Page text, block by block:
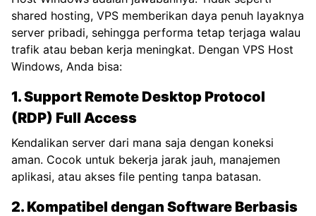
shared hosting, VPS memberikan daya penuh layaknya
server pribadi, sehingga performa tetap terjaga walau
trafik atau beban kerja meningkat. Dengan VPS Host
Windows, Anda bisa:
1. Support Remote Desktop Protocol
(RDP) Full Access
Kendalikan server dari mana saja dengan koneksi
aman. Cocok untuk bekerja jarak jauh, manajemen
aplikasi, atau akses file penting tanpa batasan.
2. Kompatibel dengan Software Berbasis